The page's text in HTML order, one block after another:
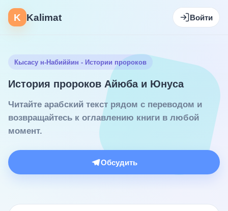
K Kalimat Войти
Кысасу н-Набиййин - Истории пророков
История пророков Айюба и Юнуса
Читайте арабский текст рядом с переводом и
возвращайтесь к оглавлению книги в любой
момент.
Обсудить